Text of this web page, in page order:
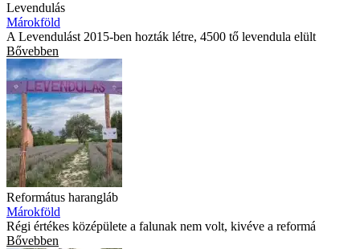
Levendulás
Márokföld
A Levendulást 2015-ben hozták létre, 4500 tő levendula elült
Bővebben
Református harangláb
Márokföld
Régi értékes középülete a falunak nem volt, kivéve a reformá
Bővebben